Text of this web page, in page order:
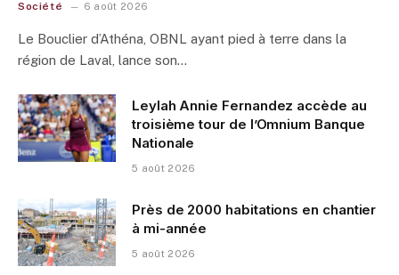
Société 6 août 2026
Le Bouclier d’Athéna, OBNL ayant pied à terre dans la
région de Laval, lance son…
Leylah Annie Fernandez accède au
troisième tour de l’Omnium Banque
Nationale
5 août 2026
Près de 2000 habitations en chantier
à mi-année
5 août 2026